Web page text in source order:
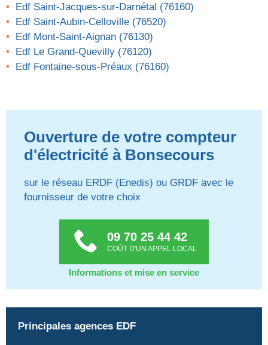
Edf Saint-Jacques-sur-Darnétal (76160)
Edf Saint-Aubin-Celloville (76520)
Edf Mont-Saint-Aignan (76130)
Edf Le Grand-Quevilly (76120)
Edf Fontaine-sous-Préaux (76160)
Ouverture de votre compteur
d'électricité à Bonsecours
sur le réseau ERDF (Enedis) ou GRDF avec le
fournisseur de votre choix
09 70 25 44 42
COÛT D'UN APPEL LOCAL
Informations et mise en service
Principales agences EDF